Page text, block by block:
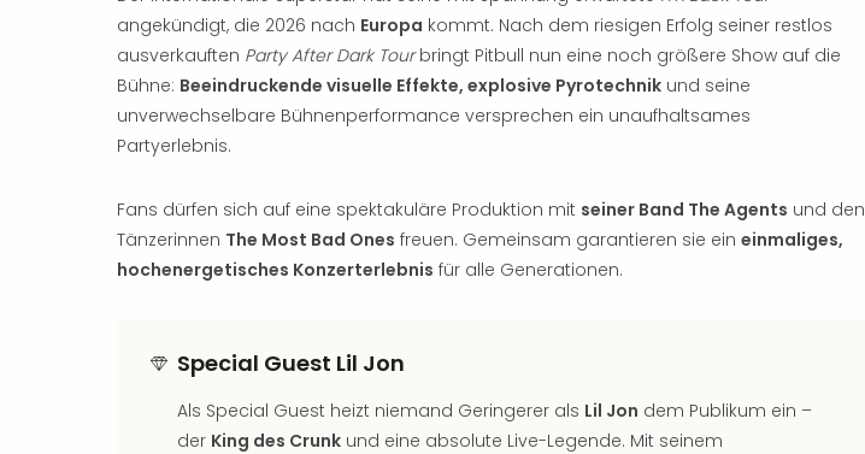
angekündigt, die 2026 nach Europa kommt. Nach dem riesigen Erfolg seiner restlos
ausverkauften Party After Dark Tourbringt Pitbull nun eine noch größere Show auf die
Bühne: Beeindruckende visuelle Effekte, explosive Pyrotechnik und seine
unverwechselbare Bühnenperformance versprechen ein unaufhaltsames
Partyerlebnis.
Fans dürfen sich auf eine spektakuläre Produktion mit seiner Band The Agents und den
Tänzerinnen The Most Bad Ones freuen. Gemeinsam garantieren sie ein einmaliges,
hochenergetisches Konzerterlebnis für alle Generationen.
Special Guest Lil Jon
Als Special Guest heizt niemand Geringerer als Lil Jon dem Publikum ein –
der King des Crunk und eine absolute Live-Legende. Mit seinem